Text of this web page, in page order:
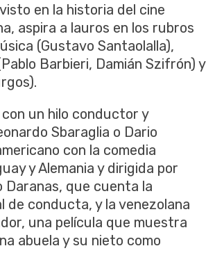
en la historia del cine
aspira a lauros en los rubros
(Gustavo Santaolalla),
Barbieri, Damián Szifrón) y
un hilo conductor y
Sbaraglia o Dario
con la comedia
y Alemania y dirigida por
Daranas, que cuenta la
de conducta, y la venezolana
una película que muestra
abuela y su nieto como